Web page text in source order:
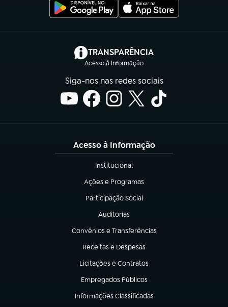
TRANSPARÊNCIA
Acesso à Informação
(abre em nova aba)
Siga-nos nas redes sociais
Acesso à Informação
Institucional
(abre em nova aba)
Ações e Programas
(abre em nova aba)
Participação Social
(abre em nova aba)
Auditorias
(abre em nova aba)
Convênios e Transferências
(abre em nova aba)
Receitas e Despesas
(abre em nova aba)
Licitações e Contratos
(abre em nova aba)
Empregados Públicos
(abre em nova aba)
Informações Classificadas
(abre em nova aba)